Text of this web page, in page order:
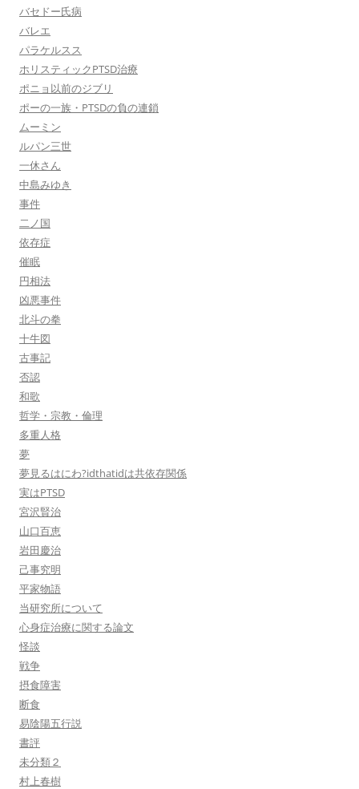
バセドー氏病
バレエ
パラケルスス
ホリスティックPTSD治療
ポニョ以前のジブリ
ポーの一族・PTSDの負の連鎖
ムーミン
ルパン三世
一休さん
中島みゆき
事件
二ノ国
依存症
催眠
円相法
凶悪事件
北斗の拳
十牛図
古事記
否認
和歌
哲学・宗教・倫理
多重人格
夢
夢見るはにわ?idthatidは共依存関係
実はPTSD
宮沢賢治
山口百恵
岩田慶治
己事究明
平家物語
当研究所について
心身症治療に関する論文
怪談
戦争
摂食障害
断食
易陰陽五行説
書評
未分類２
村上春樹